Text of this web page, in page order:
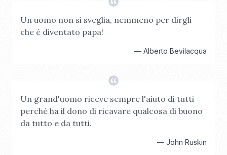
Un uomo non si sveglia, nemmeno per dirgli
che è diventato papa!
— Alberto Bevilacqua
Un grand'uomo riceve sempre l'aiuto di tutti
perché ha il dono di ricavare qualcosa di buono
da tutto e da tutti.
— John Ruskin